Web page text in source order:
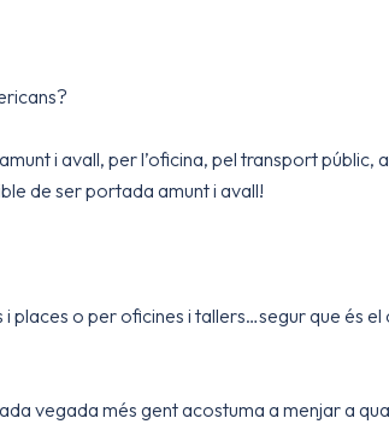
i avall, per l’oficina, pel transport públic,
de ser portada amunt i avall!
o per oficines i tallers…segur que és el
vegada més gent acostuma a menjar a